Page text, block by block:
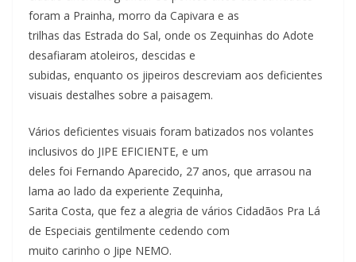
foram a Prainha, morro da Capivara e as
trilhas das Estrada do Sal, onde os Zequinhas do Adote
desafiaram atoleiros, descidas e
subidas, enquanto os jipeiros descreviam aos deficientes
visuais destalhes sobre a paisagem.
Vários deficientes visuais foram batizados nos volantes
inclusivos do JIPE EFICIENTE, e um
deles foi Fernando Aparecido, 27 anos, que arrasou na
lama ao lado da experiente Zequinha,
Sarita Costa, que fez a alegria de vários Cidadãos Pra Lá
de Especiais gentilmente cedendo com
muito carinho o Jipe NEMO.